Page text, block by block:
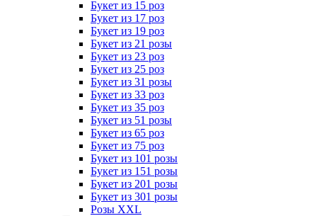
Букет из 15 роз
Букет из 17 роз
Букет из 19 роз
Букет из 21 розы
Букет из 23 роз
Букет из 25 роз
Букет из 31 розы
Букет из 33 роз
Букет из 35 роз
Букет из 51 розы
Букет из 65 роз
Букет из 75 роз
Букет из 101 розы
Букет из 151 розы
Букет из 201 розы
Букет из 301 розы
Розы XXL